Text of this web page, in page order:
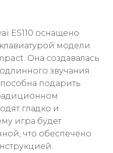
ES110 оснащено
модели
Она создавалась
звучания
подарить
гладко и
игра будет
что обеспечено